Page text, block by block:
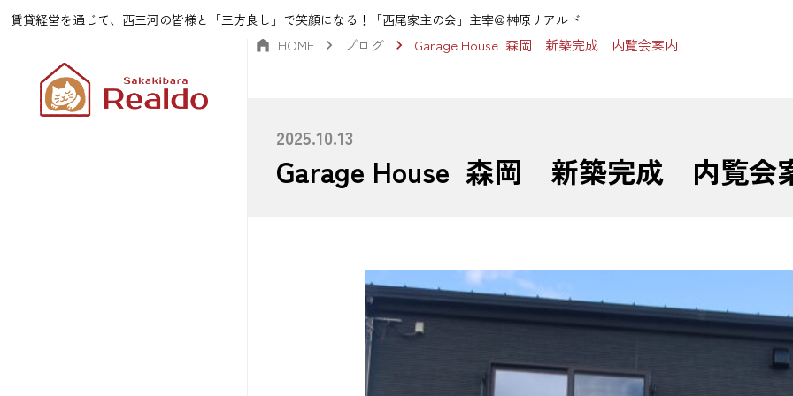
賃貸経営を通じて、西三河の皆様と「三方良し」で笑顔になる！「西尾家主の会」主宰＠榊原リアルド
HOME ブログ Garage House 森岡 新築完成 内覧会案内
2025.10.13
Garage House 森岡 新築完成 内覧会